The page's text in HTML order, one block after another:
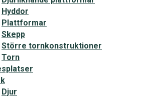
Hyddor
Plattformar
Skepp
Större tornkonstruktioner
Torn
Djur